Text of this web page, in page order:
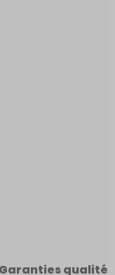
Garanties qualité